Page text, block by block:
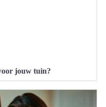
jouw tuin?